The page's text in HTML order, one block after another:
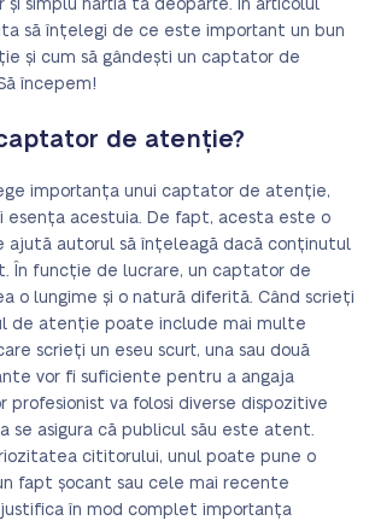
și simplu hârtia ta deoparte. În articolul
să înțelegi de ce este important un bun
și cum să gândești un captator de
începem!
de atenție?
importanța unui captator de atenție,
esența acestuia. De fapt, acesta este o
ajută autorul să înțeleagă dacă conținutul
În funcție de lucrare, un captator de
o lungime și o natură diferită. Când scrieți
de atenție poate include mai multe
scrieți un eseu scurt, una sau două
vor fi suficiente pentru a angaja
profesionist va folosi diverse dispozitive
se asigura că publicul său este atent.
cititorului, unul poate pune o
fapt șocant sau cele mai recente
în mod complet importanța